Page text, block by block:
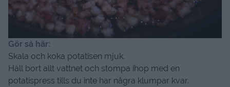
Gör så här:
Skala och koka potatisen mjuk.
Häll bort allt vattnet och stompa ihop med en
potatispress tills du inte har några klumpar kvar.